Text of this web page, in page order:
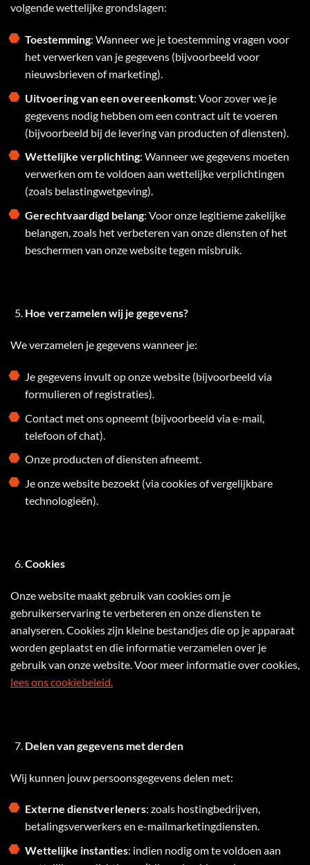
volgende wettelijke grondslagen:
Toestemming: Wanneer we je toestemming vragen voor
het verwerken van je gegevens (bijvoorbeeld voor
nieuwsbrieven of marketing).
Uitvoering van een overeenkomst: Voor zover we je
gegevens nodig hebben om een contract uit te voeren
(bijvoorbeeld bij de levering van producten of diensten).
Wettelijke verplichting: Wanneer we gegevens moeten
verwerken om te voldoen aan wettelijke verplichtingen
(zoals belastingwetgeving).
Gerechtvaardigd belang: Voor onze legitieme zakelijke
belangen, zoals het verbeteren van onze diensten of het
beschermen van onze website tegen misbruik.
Hoe verzamelen wij je gegevens?
We verzamelen je gegevens wanneer je:
Je gegevens invult op onze website (bijvoorbeeld via
formulieren of registraties).
Contact met ons opneemt (bijvoorbeeld via e-mail,
telefoon of chat).
Onze producten of diensten afneemt.
Je onze website bezoekt (via cookies of vergelijkbare
technologieën).
Cookies
Onze website maakt gebruik van cookies om je
gebruikerservaring te verbeteren en onze diensten te
analyseren. Cookies zijn kleine bestandjes die op je apparaat
worden geplaatst en die informatie verzamelen over je
gebruik van onze website. Voor meer informatie over cookies,
lees ons cookiebeleid.
Delen van gegevens met derden
Wij kunnen jouw persoonsgegevens delen met:
Externe dienstverleners: zoals hostingbedrijven,
betalingsverwerkers en e-mailmarketingdiensten.
Wettelijke instanties: indien nodig om te voldoen aan